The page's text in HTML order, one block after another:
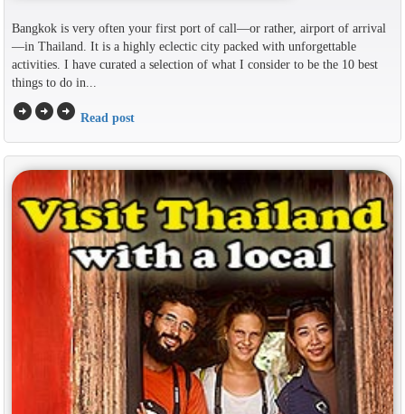
Bangkok is very often your first port of call—or rather, airport of arrival
—in Thailand. It is a highly eclectic city packed with unforgettable
activities. I have curated a selection of what I consider to be the 10 best
things to do in...
arrow_circle_rightarrow_circle_rightarrow_circle_right Read post